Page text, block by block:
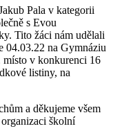
Pala v kategorii
s Evou
Tito žáci nám udělali
04.03.22 na Gymnáziu
v konkurenci 16
listiny, na
a děkujeme všem
školní